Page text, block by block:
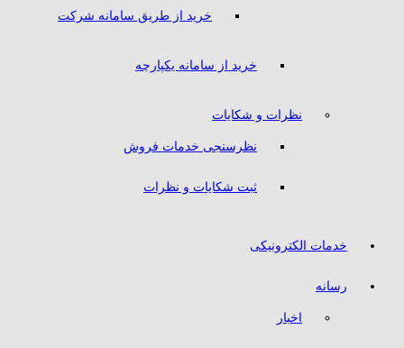
خرید از طریق سامانه شرکت
خرید از سامانه یکپارچه
نظرات و شکایات
نظرسنجی خدمات فروش
ثبت شکایات و نظرات
خدمات الکترونیکی
رسانه
اخبار